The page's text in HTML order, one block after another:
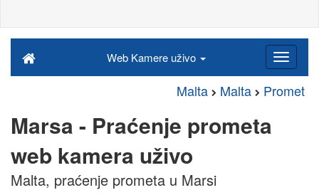
Web Kamere uživo
Malta Malta Promet
Marsa - Praćenje prometa
web kamera uživo
Malta, praćenje prometa u Marsi